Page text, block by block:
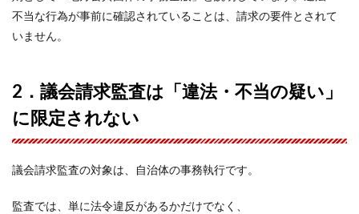
不当な行為が事前に確認されていることは、請求の要件とされて
いません。
2．議会請求監査は「違法・不当の疑い」
に限定されない
議会請求監査の対象は、自治体の事務執行です。
監査では、単に法令違反があるかだけでなく、